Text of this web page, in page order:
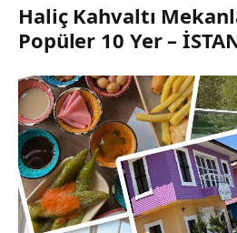
Haliç Kahvaltı
Popüler 10 Yer –